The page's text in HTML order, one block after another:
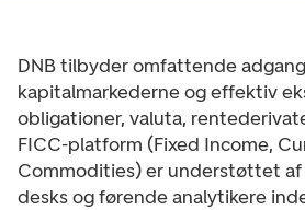
DNB tilbyder omfattende
kapitalmarkederne og effektiv
obligationer, valuta,
FICC-platform (Fixed Income,
Commodities) er understøttet
desks og førende analytikere